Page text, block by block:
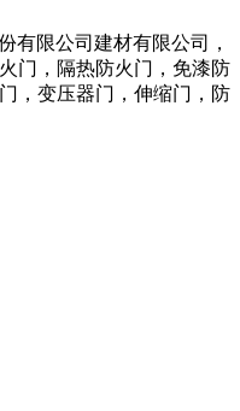
有限公司建材有限公司，
门，隔热防火门，免漆防
，变压器门，伸缩门，防